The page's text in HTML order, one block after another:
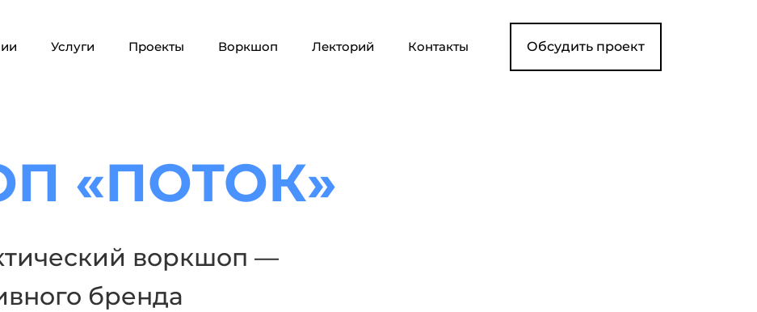
Услуги Проекты Воркшоп Лекторий Контакты Обсудить проект
«ПОТОК»
воркшоп —
бренда